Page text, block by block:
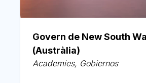
Govern de New South
(Austràlia)
Academies, Gobiernos